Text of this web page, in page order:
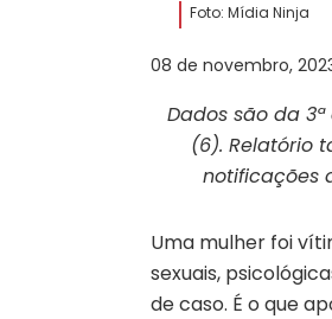
Foto: Mídia Ninja
08 de novembro,
Dados são da
(6). Relatório
notificações
Uma mulher foi
sexuais,
de caso. É o que